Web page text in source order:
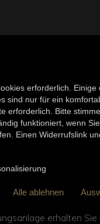
für den Einsatz
erhalten
erforderlich. Einige
sind nur für ein
erforderlich. Bitte
funktioniert, wenn
Einen Widerrufslink
Alle ablehnen